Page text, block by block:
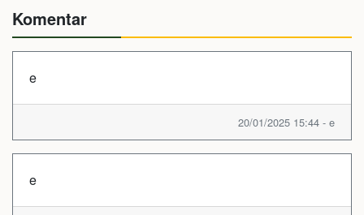
Komentar
e
20/01/2025 15:44 - e
e